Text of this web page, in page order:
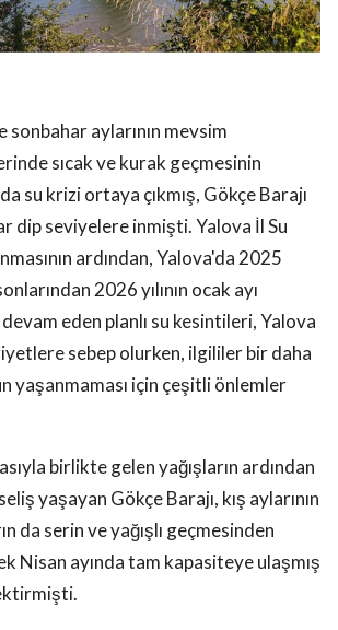
sonbahar aylarının mevsim
sıcak ve kurak geçmesinin
su krizi ortaya çıkmış, Gökçe Barajı
dip seviyelere inmişti. Yalova İl Su
ardından, Yalova'da 2025
2026 yılının ocak ayı
eden planlı su kesintileri, Yalova
sebep olurken, ilgililer bir daha
yaşanmaması için çeşitli önlemler
birlikte gelen yağışların ardından
yaşayan Gökçe Barajı, kış aylarının
da serin ve yağışlı geçmesinden
Nisan ayında tam kapasiteye ulaşmış